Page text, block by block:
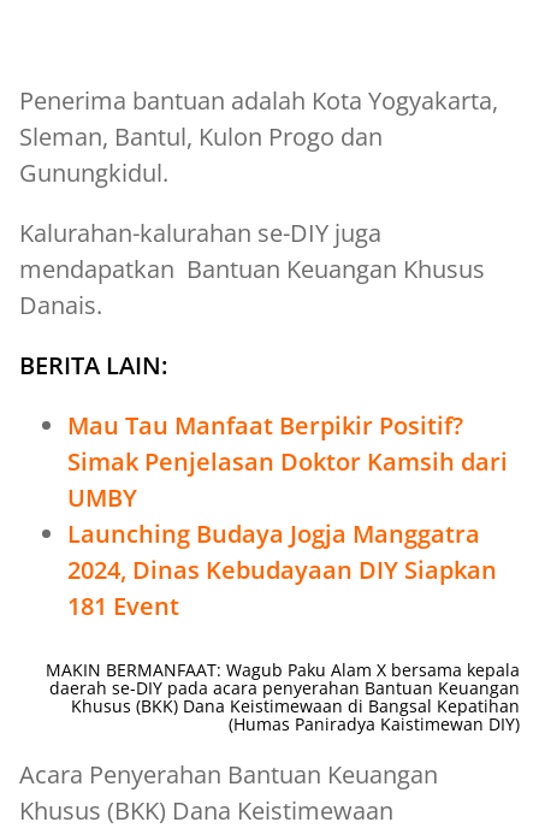
Penerima bantuan adalah Kota Yogyakarta,
Sleman, Bantul, Kulon Progo dan
Gunungkidul.
Kalurahan-kalurahan se-DIY juga
mendapatkan Bantuan Keuangan Khusus
Danais.
BERITA LAIN:
Mau Tau Manfaat Berpikir Positif?
Simak Penjelasan Doktor Kamsih dari
UMBY
Launching Budaya Jogja Manggatra
2024, Dinas Kebudayaan DIY Siapkan
181 Event
MAKIN BERMANFAAT: Wagub Paku Alam X bersama kepala
daerah se-DIY pada acara penyerahan Bantuan Keuangan
Khusus (BKK) Dana Keistimewaan di Bangsal Kepatihan
(Humas Paniradya Kaistimewan DIY)
Acara Penyerahan Bantuan Keuangan
Khusus (BKK) Dana Keistimewaan